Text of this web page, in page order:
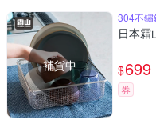
補貨中
304不鏽
日本霜
$699
券